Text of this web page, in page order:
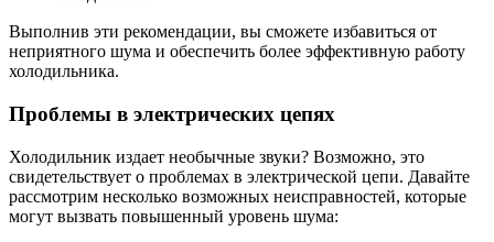
Выполнив эти рекомендации, вы сможете избавиться от
неприятного шума и обеспечить более эффективную работу
холодильника.
Проблемы в электрических цепях
Холодильник издает необычные звуки? Возможно, это
свидетельствует о проблемах в электрической цепи. Давайте
рассмотрим несколько возможных неисправностей, которые
могут вызвать повышенный уровень шума: